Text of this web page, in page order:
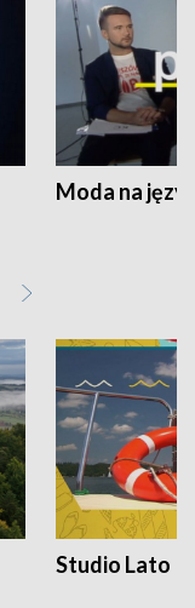
Moda na
Studio Lato